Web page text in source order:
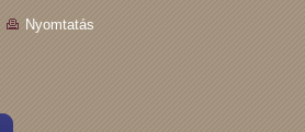
Nyomtatás